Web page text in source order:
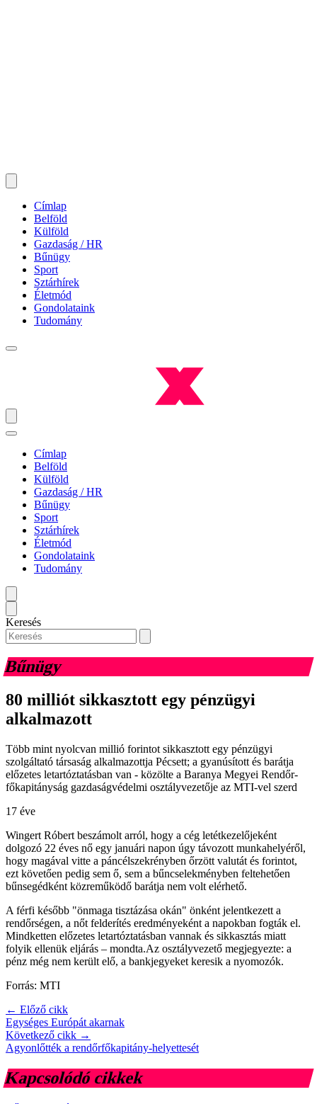
Címlap
Belföld
Külföld
Gazdaság / HR
Bűnügy
Sport
Sztárhírek
Életmód
Gondolataink
Tudomány
Címlap
Belföld
Külföld
Gazdaság / HR
Bűnügy
Sport
Sztárhírek
Életmód
Gondolataink
Tudomány
Keresés
Bűnügy
80 milliót sikkasztott egy pénzügyi
alkalmazott
Több mint nyolcvan millió forintot sikkasztott egy pénzügyi
szolgáltató társaság alkalmazottja Pécsett; a gyanúsított és barátja
előzetes letartóztatásban van - közölte a Baranya Megyei Rendőr-
főkapitányság gazdaságvédelmi osztályvezetője az MTI-vel szerd
17 éve
Wingert Róbert beszámolt arról, hogy a cég letétkezelőjeként
dolgozó 22 éves nő egy januári napon úgy távozott munkahelyéről,
hogy magával vitte a páncélszekrényben őrzött valutát és forintot,
ezt követően pedig sem ő, sem a bűncselekményben feltehetően
bűnsegédként közreműködő barátja nem volt elérhető.
A férfi később "önmaga tisztázása okán" önként jelentkezett a
rendőrségen, a nőt felderítés eredményeként a napokban fogták el.
Mindketten előzetes letartóztatásban vannak és sikkasztás miatt
folyik ellenük eljárás – mondta.Az osztályvezető megjegyezte: a
pénz még nem került elő, a bankjegyeket keresik a nyomozók.
Forrás: MTI
← Előző cikk
Egységes Európát akarnak
Következő cikk →
Agyonlőtték a rendőrfőkapitány-helyettesét
Kapcsolódó cikkek